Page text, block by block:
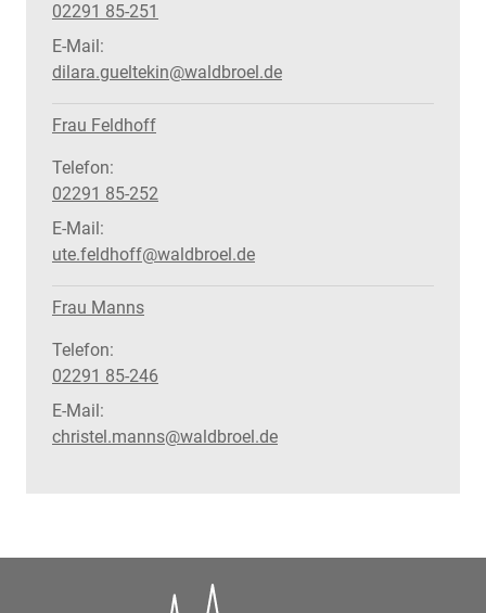
02291 85-251
E-Mail:
dilara.gueltekin@waldbroel.de
Frau Feldhoff
Telefon:
02291 85-252
E-Mail:
ute.feldhoff@waldbroel.de
Frau Manns
Telefon:
02291 85-246
E-Mail:
christel.manns@waldbroel.de